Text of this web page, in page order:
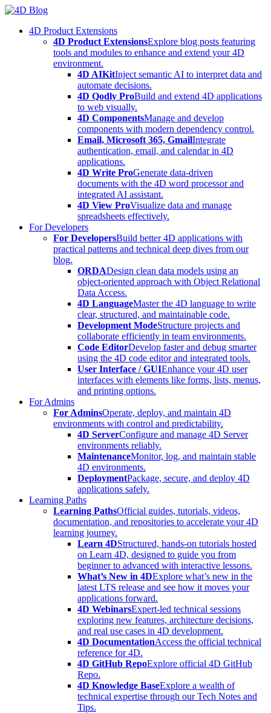
Skip
content4D Product Extensions
4D Product ExtensionsExplore blog posts featuring
tools and modules to enhance and extend your 4D
environment.
4D AIKitInject semantic AI to interpret data and
automate decisions.
4D Qodly ProBuild and extend 4D applications
to web visually.
4D ComponentsManage and develop
components with modern dependency control.
Email, Microsoft 365, GmailIntegrate
authentication, email, and calendar in 4D
applications.
4D Write ProGenerate data-driven
documents with the 4D word processor and
integrated AI assistant.
4D View ProVisualize data and manage
spreadsheets effectively.
For Developers
For DevelopersBuild better 4D applications with
practical patterns and technical deep dives from our
blog.
ORDADesign clean data models using an
object-oriented approach with Object Relational
Data Access.
4D LanguageMaster the 4D language to write
clear, structured, and maintainable code.
Development ModeStructure projects and
collaborate efficiently in team environments.
Code EditorDevelop faster and debug smarter
using the 4D code editor and integrated tools.
User Interface / GUIEnhance your 4D user
interfaces with elements like forms, lists, menus,
and printing options.
For Admins
For AdminsOperate, deploy, and maintain 4D
environments with control and predictability.
4D ServerConfigure and manage 4D Server
environments reliably.
MaintenanceMonitor, log, and maintain stable
4D environments.
DeploymentPackage, secure, and deploy 4D
applications safely.
Learning Paths
Learning PathsOfficial guides, tutorials, videos,
documentation, and repositories to accelerate your 4D
learning journey.
Learn 4DStructured, hands-on tutorials hosted
on Learn 4D, designed to guide you from
beginner to advanced with interactive lessons.
What’s New in 4DExplore what’s new in the
latest LTS release and see how it moves your
applications forward.
4D WebinarsExpert-led technical sessions
exploring new features, architecture decisions,
and real use cases in 4D development.
4D DocumentationAccess the official technical
reference for 4D.
4D GitHub RepoExplore official 4D GitHub
Repo.
4D Knowledge BaseExplore a wealth of
technical expertise through our Tech Notes and
Tips.